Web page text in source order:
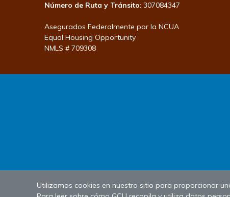
Utilizamos cookies en nuestro sitio para proporcionar
Número de Ruta y Tránsito: 307084347
Asegurados Federalmente por la NCUA
Equal Housing Opportunity
NMLS # 709308